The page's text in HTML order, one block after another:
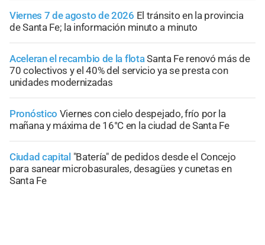
Viernes 7 de agosto de 2026 El tránsito en la provincia
de Santa Fe; la información minuto a minuto
Aceleran el recambio de la flotaSanta Fe renovó más de
70 colectivos y el 40% del servicio ya se presta con
unidades modernizadas
Pronóstico Viernes con cielo despejado, frío por la
mañana y máxima de 16°C en la ciudad de Santa Fe
Ciudad capital "Batería" de pedidos desde el Concejo
para sanear microbasurales, desagües y cunetas en
Santa Fe